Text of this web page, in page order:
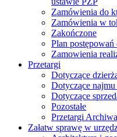
Zamówienia do
Zamówienia w
Zakończone
Plan
Zamowienia
Przetargi
Dotyczące
Dotyczące
Dotyczące
Pozostałe
Przetargi
Załatw sprawę w